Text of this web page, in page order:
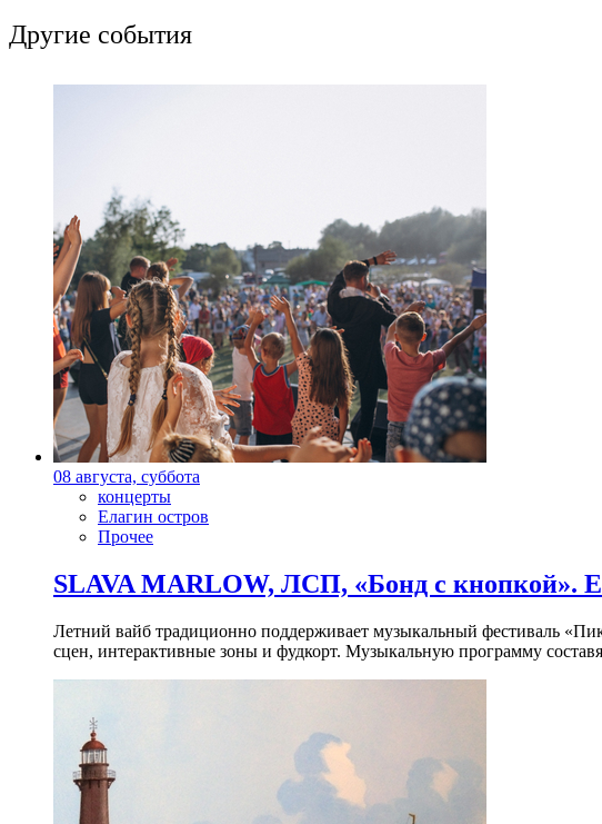
Другие события
08 августа, суббота
концерты
Елагин остров
Прочее
SLAVA MARLOW, ЛСП, «Бонд с кнопкой».
Летний вайб традиционно поддерживает музыкальный фестиваль
сцен, интерактивные зоны и фудкорт. Музыкальную программу